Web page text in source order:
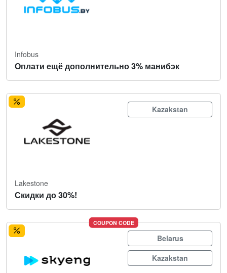
Infobus
Оплати ещё дополнительно 3% манибэк
Kazakstan
Lakestone
Скидки до 30%!
COUPON CODE
Belarus
Kazakstan